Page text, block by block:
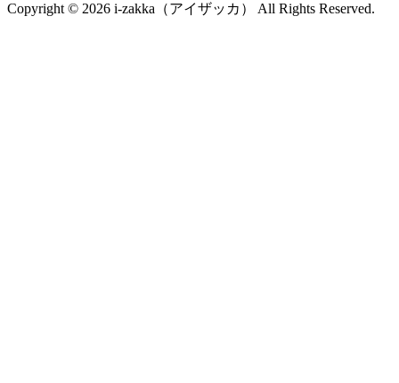
Copyright © 2026 i-zakka（アイザッカ） All Rights Reserved.